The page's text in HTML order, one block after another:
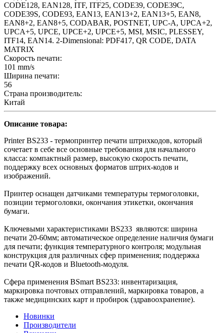
CODE128, EAN128, ITF, ITF25, CODE39, CODE39C,
CODE39S, CODE93, EAN13, EAN13+2, EAN13+5, EAN8,
EAN8+2, EAN8+5, CODABAR, POSTNET, UPC-A, UPCA+2,
UPCA+5, UPCE, UPCE+2, UPCE+5, MSI, MSIC, PLESSEY,
ITF14, EAN14. 2-Dimensional: PDF417, QR CODE, DATA
MATRIX
Скорость печати:
101 mm/s
Ширина печати:
56
Страна производитель:
Китай
Описание товара:
Printer BS233 - термопринтер печати штрихкодов, который
сочетает в себе все основные требования для начального
класса: компактный размер, высокую скорость печати,
поддержку всех основных форматов штрих-кодов и
изображений.
Принтер оснащен датчиками температуры термоголовки,
позиции термоголовки, окончания этикетки, окончания
бумаги.
Ключевыми характеристиками BS233 являются: ширина
печати 20-60мм; автоматическое определение наличия бумаги
для печати; функция температурного контроля; модульная
конструкция для различных сфер применения; поддержка
печати QR-кодов и Bluetooth-модуля.
Сфера применения BSmart BS233: инвентаризация,
маркировка почтовых отправлений, маркировка товаров, а
также медицинских карт и пробирок (здравоохранение).
Новинки
Производители